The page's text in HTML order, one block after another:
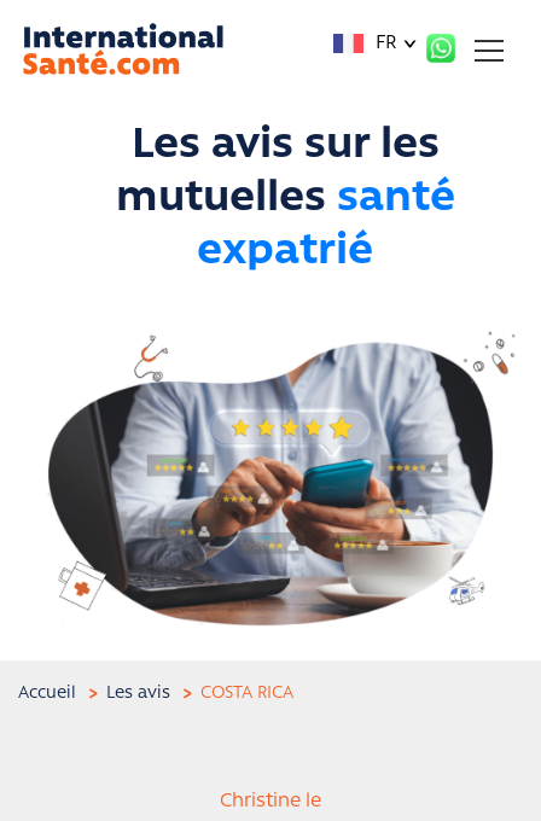
FR
Les avis sur les
mutuelles santé
expatrié
Accueil Les avis COSTA RICA
Christine le